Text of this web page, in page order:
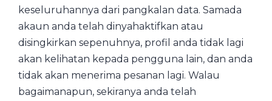
keseluruhannya dari pangkalan data. Samada
akaun anda telah dinyahaktifkan atau
disingkirkan sepenuhnya, profil anda tidak lagi
akan kelihatan kepada pengguna lain, dan anda
tidak akan menerima pesanan lagi. Walau
bagaimanapun, sekiranya anda telah